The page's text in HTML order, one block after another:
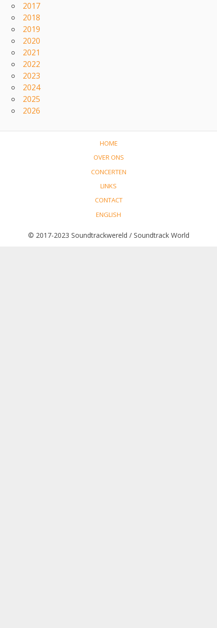
2017
2018
2019
2020
2021
2022
2023
2024
2025
2026
HOME
OVER ONS
CONCERTEN
LINKS
CONTACT
ENGLISH
© 2017-2023 Soundtrackwereld / Soundtrack World